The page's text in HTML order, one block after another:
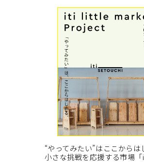
“やってみたい”はここからは
小さな挑戦を応援する市場